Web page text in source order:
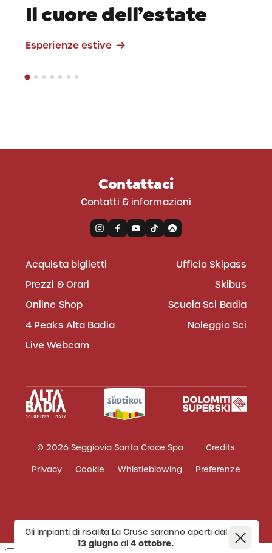
Gli impianti di risalita La Crusc saranno aperti dal
13 giugno al4 ottobre.
Il cuore dell’estate
Esperienze estive
Workation
Contattaci
Contatti & informazioni
Acquista biglietti
Prezzi & Orari
Online Shop
4 Peaks Alta Badia
Live Webcam
Ufficio Skipass
Skibus
Scuola Sci Badia
Noleggio Sci
© 2026 Seggiovia Santa Croce Spa
Credits
Privacy
Cookie Whistleblowing Preferenze